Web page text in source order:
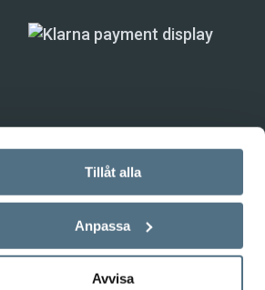
Tillåt alla
Anpassa
Avvisa